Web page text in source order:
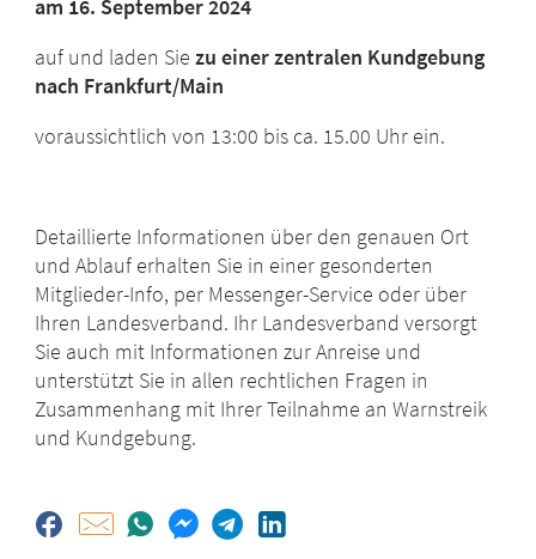
am 16. September 2024
auf und laden Siezu einer zentralen Kundgebung
nach Frankfurt/Main
voraussichtlich von 13:00 bis ca. 15.00 Uhr ein.
Detaillierte Informationen über den genauen Ort
und Ablauf erhalten Sie in einer gesonderten
Mitglieder-Info, per Messenger-Service oder über
Ihren Landesverband. Ihr Landesverband versorgt
Sie auch mit Informationen zur Anreise und
unterstützt Sie in allen rechtlichen Fragen in
Zusammenhang mit Ihrer Teilnahme an Warnstreik
und Kundgebung.